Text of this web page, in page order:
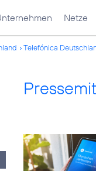
Netze
Telefónica